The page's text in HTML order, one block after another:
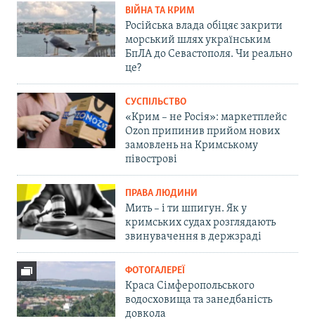
ВІЙНА ТА КРИМ
Російська влада обіцяє закрити
морський шлях українським
БпЛА до Севастополя. Чи реально
це?
СУСПІЛЬСТВО
«Крим – не Росія»: маркетплейс
Ozon припинив прийом нових
замовлень на Кримському
півострові
ПРАВА ЛЮДИНИ
Мить – і ти шпигун. Як у
кримських судах розглядають
звинувачення в держзраді
ФОТОГАЛЕРЕЇ
Краса Сімферопольського
водосховища та занедбаність
довкола